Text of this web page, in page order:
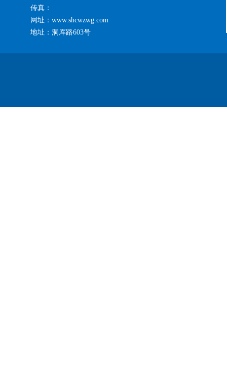
传真：
网址：www.shcwzwg.com
地址：洞厍路603号